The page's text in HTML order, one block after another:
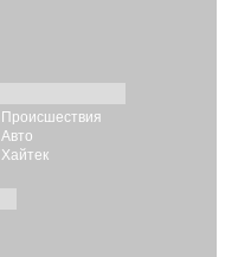
Происшествия
Авто
Хайтек